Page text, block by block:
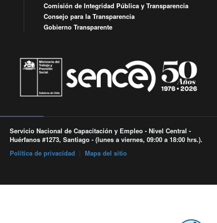
Comisión de Integridad Pública y Transparencia
Consejo para la Transparencia
Gobierno Transparente
Servicio Nacional de Capacitación y Empleo - Nivel Central -
Huérfanos #1273, Santiago - (lunes a viernes, 09:00 a 18:00 hrs.).
Política de privacidad
Mapa del sitio